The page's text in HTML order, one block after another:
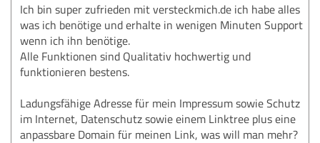
Ich bin super zufrieden mit versteckmich.de ich habe alles
was ich benötige und erhalte in wenigen Minuten Support
wenn ich ihn benötige.
Alle Funktionen sind Qualitativ hochwertig und
funktionieren bestens.
Ladungsfähige Adresse für mein Impressum sowie Schutz
im Internet, Datenschutz sowie einem Linktree plus eine
anpassbare Domain für meinen Link, was will man mehr?